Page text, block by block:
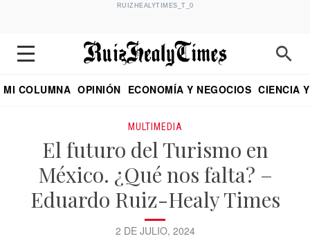
RUIZHEALYTIMES_T_0
MI COLUMNA OPINIÓN ECONOMÍA Y NEGOCIOS CIENCIA
MULTIMEDIA
El futuro del Turismo en
México. ¿Qué nos falta? –
Eduardo Ruiz-Healy Times
2 DE JULIO, 2024